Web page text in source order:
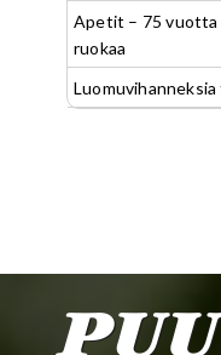
Apetit – 75 vuotta
ruokaa